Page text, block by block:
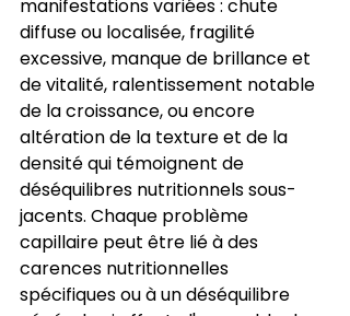
manifestations variées : chute
diffuse ou localisée, fragilité
excessive, manque de brillance et
de vitalité, ralentissement notable
de la croissance, ou encore
altération de la texture et de la
densité qui témoignent de
déséquilibres nutritionnels sous-
jacents. Chaque problème
capillaire peut être lié à des
carences nutritionnelles
spécifiques ou à un déséquilibre